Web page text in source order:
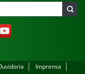
Imprensa